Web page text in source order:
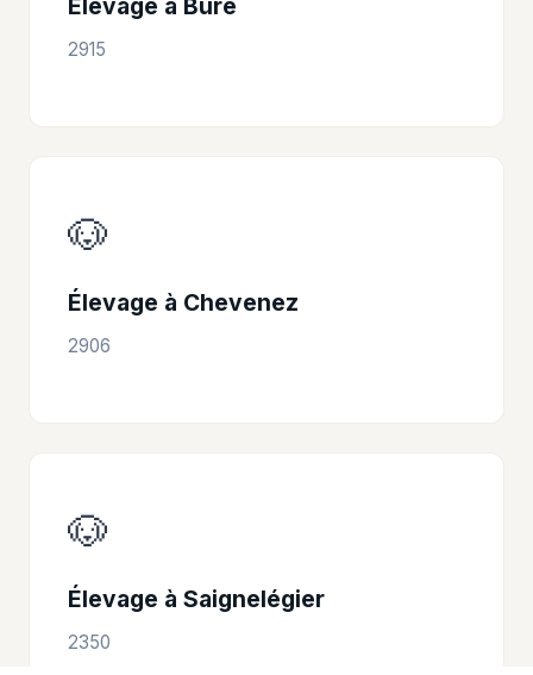
Élevage à Bure
2915
🐶
Élevage à Chevenez
2906
🐶
Élevage à Saignelégier
2350